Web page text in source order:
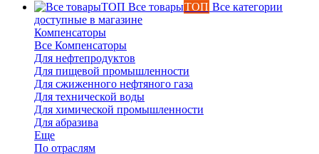
Все товарыТОП Все категории
доступные в магазине
Компенсаторы
Все Компенсаторы
Для нефтепродуктов
Для пищевой промышленности
Для сжиженного нефтяного газа
Для технической воды
Для химической промышленности
Для абразива
Еще
По отраслям